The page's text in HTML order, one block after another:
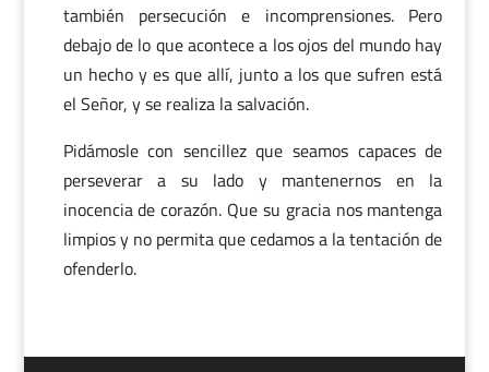
también persecución e incomprensiones. Pero
debajo de lo que acontece a los ojos del mundo hay
un hecho y es que allí, junto a los que sufren está
el Señor, y se realiza la salvación.
Pidámosle con sencillez que seamos capaces de
perseverar a su lado y mantenernos en la
inocencia de corazón. Que su gracia nos mantenga
limpios y no permita que cedamos a la tentación de
ofenderlo.